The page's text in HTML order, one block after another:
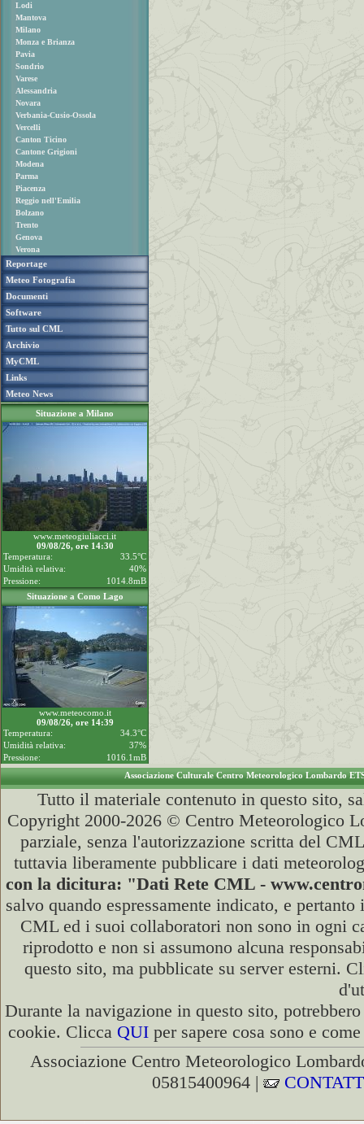
Lodi
Mantova
Milano
Monza e Brianza
Pavia
Sondrio
Varese
Alessandria
Novara
Verbania-Cusio-Ossola
Vercelli
Canton Ticino
Cantone Grigioni
Modena
Parma
Piacenza
Reggio nell'Emilia
Bolzano
Trento
Genova
Verona
Reportage
Meteo Fotografia
Documenti
Software
Tutto sul CML
Archivio
MyCML
Links
Meteo News
Situazione a Milano
www.meteogiuliacci.it
09/08/26, ore 14:30
Temperatura:
33.5°C
Umidità relativa:
40%
Pressione:
1014.8mB
Situazione a Como Lago
www.meteocomo.it
09/08/26, ore 14:39
Temperatura:
34.3°C
Umidità relativa:
37%
Pressione:
1016.1mB
Associazione Culturale Centro Meteorologico Lombardo
Tutto il materiale contenuto in questo sito,
Copyright 2000-2026 © Centro Meteorologico
parziale, senza l'autorizzazione scritta del
tuttavia liberamente pubblicare i dati
con la dicitura: "Dati Rete CML -
salvo quando espressamente indicato, e
CML ed i suoi collaboratori non sono in ogni
riprodotto e non si assumono alcuna
questo sito, ma pubblicate su server esterni.
Durante la navigazione in questo sito,
cookie. Clicca QUI per sapere cosa sono e
Associazione Centro Meteorologico
05815400964 |